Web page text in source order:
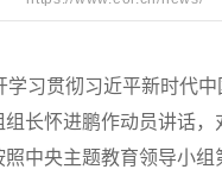
贯彻习近平新时代中
长怀进鹏作动员讲话
中央主题教育领导小